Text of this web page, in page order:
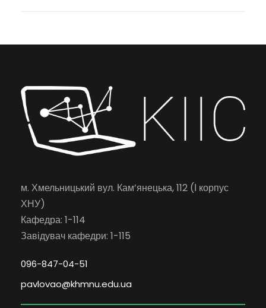
м. Хмельницький вул. Кам’янецька, 112 (І корпус
ХНУ)
Кафедра: 1-114
Завідувач кафедри: 1-115
096-847-04-51
pavlovao@khmnu.edu.ua